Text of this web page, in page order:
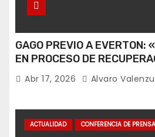
GAGO PREVIO A EVERTON:
EN PROCESO DE
Abr 17, 2026 Alvaro
ACTUALIDAD CONFERENCIA DE PRENSA